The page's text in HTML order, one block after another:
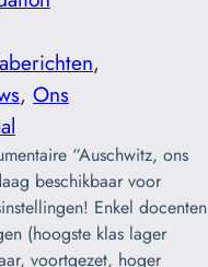
, Ons
“Auschwitz, ons
beschikbaar voor
Enkel docenten
(hoogste klas lager
voortgezet, hoger